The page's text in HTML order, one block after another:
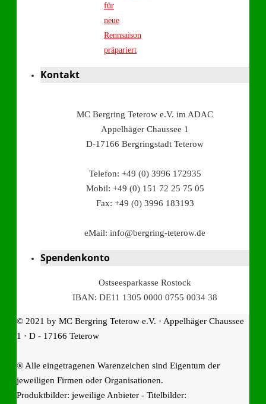
für
neue
Rennsaison
präpariert
Kontakt
MC Bergring Teterow e.V. im ADAC
Appelhäger Chaussee 1
D-17166 Bergringstadt Teterow
Telefon: +49 (0) 3996 172935
Mobil: +49 (0) 151 72 25 75 05
Fax: +49 (0) 3996 183193
eMail: info@bergring-teterow.de
Spendenkonto
Ostseesparkasse Rostock
IBAN: DE11 1305 0000 0755 0034 38
© 2021 by MC Bergring Teterow e.V. · Appelhäger Chaussee
1 · D - 17166 Teterow
® Alle eingetragenen Warenzeichen sind Eigentum der
jeweiligen Firmen oder Organisationen.
Produktbilder: jeweilige Anbieter - Titelbilder: